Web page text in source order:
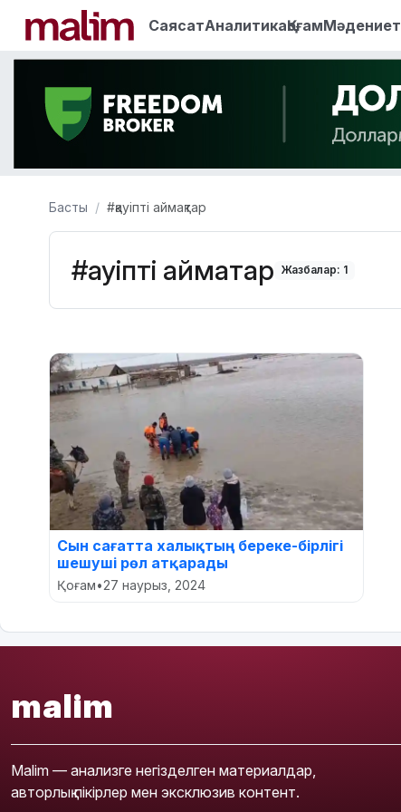
СаясатАналитикаҚоғамМәдениет
Басты #қауіпті аймақтар
#қауіпті аймақтар Жазбалар: 1
Сын сағатта халықтың береке-бірлігі
шешуші рөл атқарады
Қоғам•27 наурыз, 2024
malim
Malim — анализге негізделген материалдар,
авторлық пікірлер мен эксклюзив контент.